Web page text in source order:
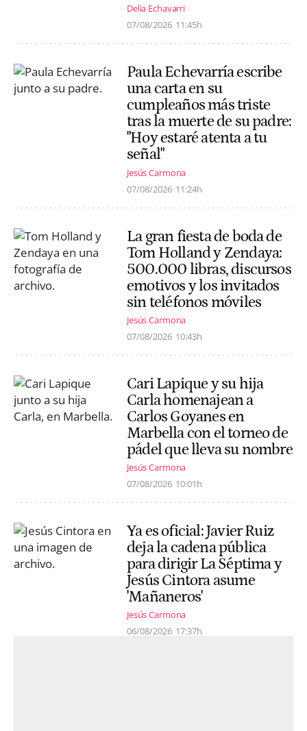
Delia Echavarri
07/08/2026 11:45h
Paula Echevarría escribe
una carta en su
cumpleaños más triste
tras la muerte de su padre:
"Hoy estaré atenta a tu
señal"
Jesús Carmona
07/08/2026 11:24h
La gran fiesta de boda de
Tom Holland y Zendaya:
500.000 libras, discursos
emotivos y los invitados
sin teléfonos móviles
Jesús Carmona
07/08/2026 10:43h
Cari Lapique y su hija
Carla homenajean a
Carlos Goyanes en
Marbella con el torneo de
pádel que lleva su nombre
Jesús Carmona
07/08/2026 10:01h
Ya es oficial: Javier Ruiz
deja la cadena pública
para dirigir La Séptima y
Jesús Cintora asume
'Mañaneros'
Jesús Carmona
06/08/2026 17:37h